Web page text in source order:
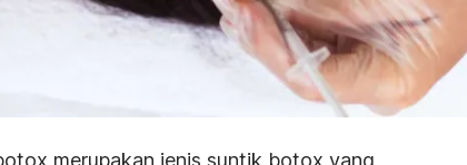
merupakan jenis suntik botox yang